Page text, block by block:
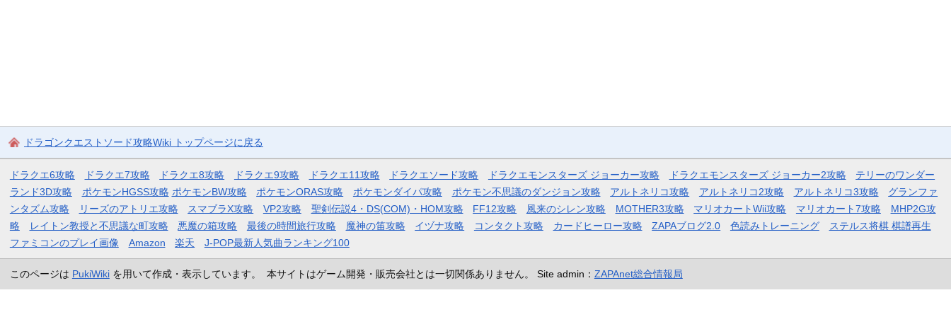
ドラゴンクエストソード攻略Wiki トップページに戻る
ドラクエ6攻略 ドラクエ7攻略 ドラクエ8攻略 ドラクエ9攻略 ドラクエ11攻略 ドラクエソード攻略 ドラクエモンスターズ ジョーカー攻略 ドラクエモンスターズ ジョーカー2攻略
テリーのワンダー
ランド3D攻略
ポケモンHGSS攻略 ポケモンBW攻略 ポケモンORAS攻略 ポケモンダイパ攻略 ポケモン不思議のダンジョン攻略 アルトネリコ攻略 アルトネリコ2攻略 アルトネリコ3攻略
グランファ
ンタズム攻略
リーズのアトリエ攻略 スマブラX攻略 VP2攻略 聖剣伝説4・DS(COM)・HOM攻略 FF12攻略 風来のシレン攻略 MOTHER3攻略 マリオカートWii攻略 マリオカート7攻略
MHP2G攻
略
レイトン教授と不思議な町攻略 悪魔の箱攻略 最後の時間旅行攻略 魔神の笛攻略 イヅナ攻略 コンタクト攻略 カードヒーロー攻略 ZAPAブログ2.0 色読みトレーニング
ステルス将棋 棋譜再生
ファミコンのプレイ画像
Amazon 楽天 J-POP最新人気曲ランキング100
このページは PukiWikiを用いて作成・表示しています。 本サイトはゲーム開発・販売会社とは一切関係ありません。 Site admin： ZAPAnet総合情報局